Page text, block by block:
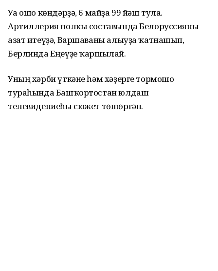
Уға ошо көндәрҙә, 6 майҙа 99 йәш тула.
Артиллерия полкы составында Белоруссияны
азат итеүҙә, Варшаваны алыуҙа ҡатнашып,
Берлинда Еңеүҙе ҡаршылай.
Уның хәрби үткәне һәм хәҙерге тормошо
тураһында Башҡортостан юлдаш
телевидениеһы сюжет төшөргән.